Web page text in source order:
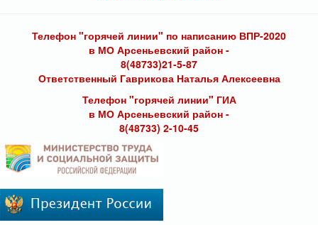
Телефон "горячей линии" по написанию ВПР-2020
в МО Арсеньевский район -
8(48733)21-5-87
Ответственный Гаврикова Наталья Алексеевна
Телефон "горячей линии" ГИА
в МО Арсеньевский район -
8(48733) 2-10-45